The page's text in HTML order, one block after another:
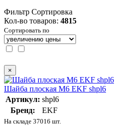
Фильтр Сортировка
Кол-во товаров: 4815
Сортировать по
×
Шайба плоская M6 EKF shpl6
Артикул: shpl6
Бренд:
EKF
На складе 37016 шт.